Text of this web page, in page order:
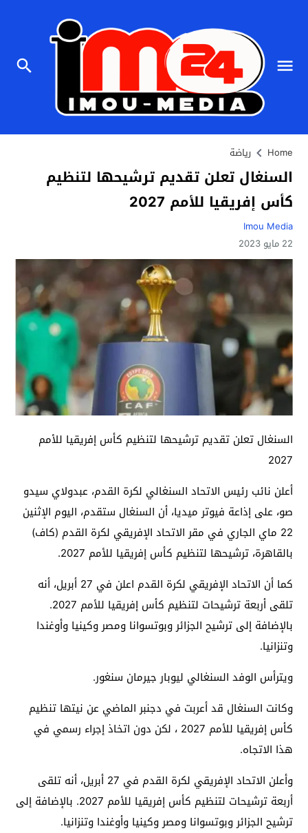
Home رياضة
السنغال تعلن تقديم ترشيحها لتنظيم
كأس إفريقيا للأمم 2027
Imou Media
22 مايو 2023
السنغال تعلن تقديم ترشيحها لتنظيم كأس إفريقيا للأمم
2027
أعلن نائب رئيس الاتحاد السنغالي لكرة القدم، عبدولاي سيدو
صو، على إذاعة فيوتر ميديا، أن السنغال ستقدم، اليوم الإثنين
22 ماي الجاري في مقر الاتحاد الإفريقي لكرة القدم (كاف)
بالقاهرة، ترشيحها لتنظيم كأس إفريقيا للأمم 2027.
كما أن الاتحاد الإفريقي لكرة القدم اعلن في 27 أبريل، أنه
تلقى أربعة ترشيحات لتنظيم كأس إفريقيا للأمم 2027.
بالإضافة إلى ترشيح الجزائر وبوتسوانا ومصر وكينيا وأوغندا
وتنزانيا.
ويترأس الوفد السنغالي ليوبار جيرمان سنغور.
وكانت السنغال قد أعربت في دجنبر الماضي عن نيتها تنظيم
كأس إفريقيا للأمم 2027 ، لكن دون اتخاذ إجراء رسمي في
هذا الاتجاه.
وأعلن الاتحاد الإفريقي لكرة القدم في 27 أبريل، أنه تلقى
أربعة ترشيحات لتنظيم كأس إفريقيا للأمم 2027. بالإضافة إلى
ترشيح الجزائر وبوتسوانا ومصر وكينيا وأوغندا وتنزانيا.